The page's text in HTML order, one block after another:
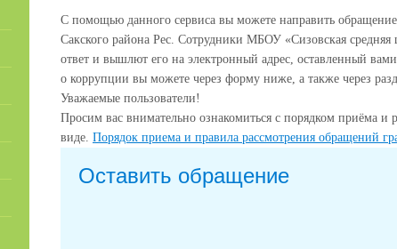
С помощью данного сервиса вы можете направить
Сакского района Рес. Сотрудники МБОУ «Сизовская средняя
ответ и вышлют его на электронный адрес, оставленный
о коррупции вы можете через форму ниже, а также через
Уважаемые пользователи!
Просим вас внимательно ознакомиться с порядком приёма и
виде. Порядок приема и правила рассмотрения обращений
Оставить обращение